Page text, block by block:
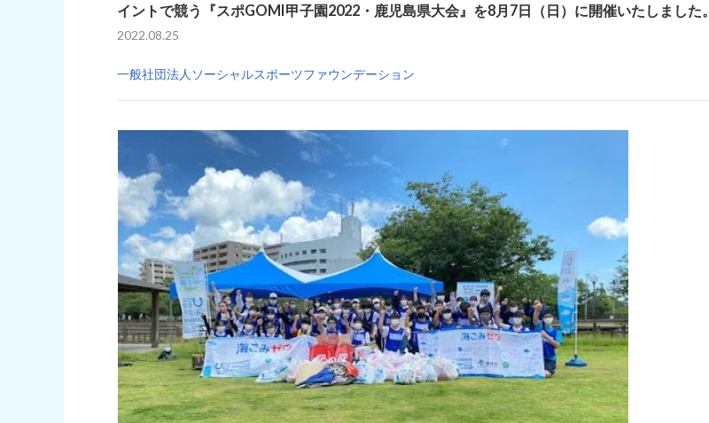
イントで競う『スポGOMI甲子園2022・鹿児島県大会』を8月7日（日）に開催いたしました。
2022.08.25
一般社団法人ソーシャルスポーツファウンデーション